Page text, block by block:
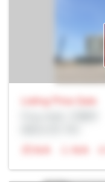
Listing Price Sale
N/A
N/A